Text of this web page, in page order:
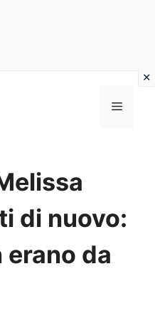
MENU
di nuovo:
da